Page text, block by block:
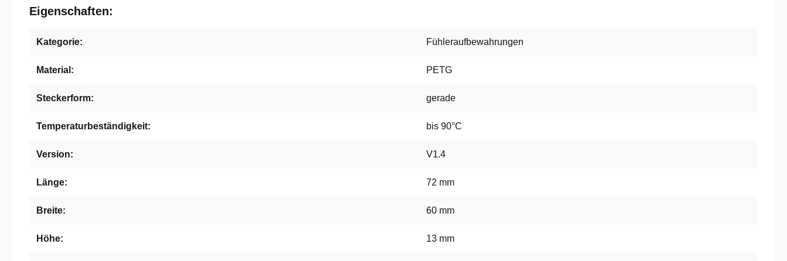
Eigenschaften:
Kategorie: Fühleraufbewahrungen
Material: PETG
Steckerform: gerade
Temperaturbeständigkeit: bis 90°C
Version: V1.4
Länge: 72 mm
Breite: 60 mm
Höhe: 13 mm